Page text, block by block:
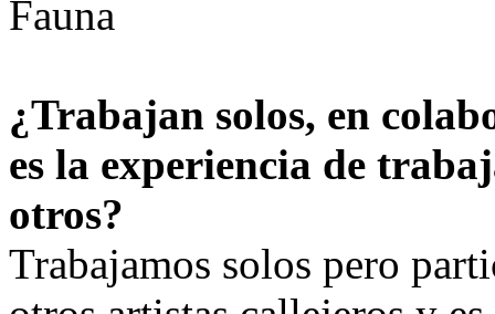
¿Trabajan solos, en
es la experiencia de
otros?
Trabajamos solos pero